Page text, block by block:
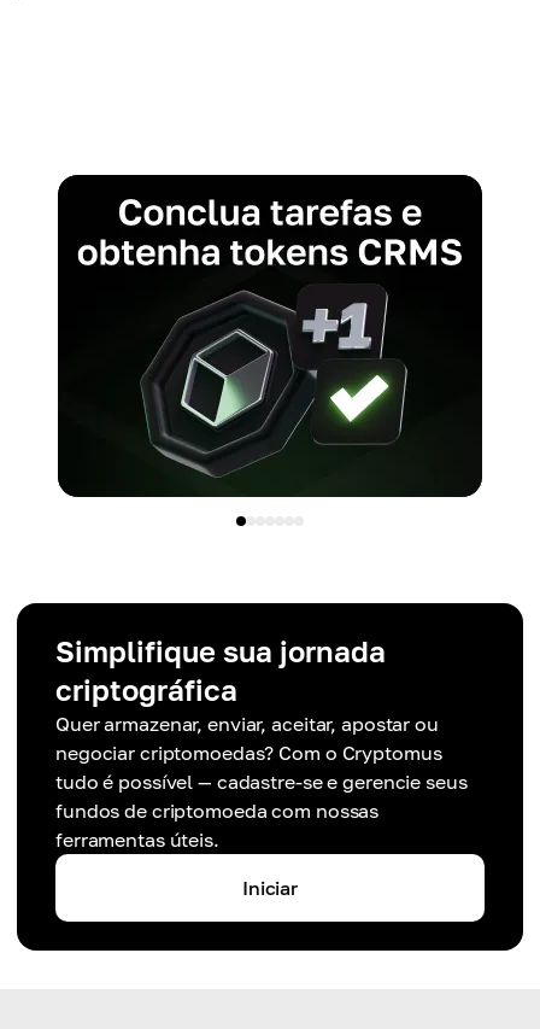
Simplifique sua jornada
criptográfica
Quer armazenar, enviar, aceitar, apostar ou
negociar criptomoedas? Com o Cryptomus
tudo é possível — cadastre-se e gerencie seus
fundos de criptomoeda com nossas
ferramentas úteis.
Iniciar